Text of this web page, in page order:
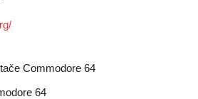
Commodore 64
64